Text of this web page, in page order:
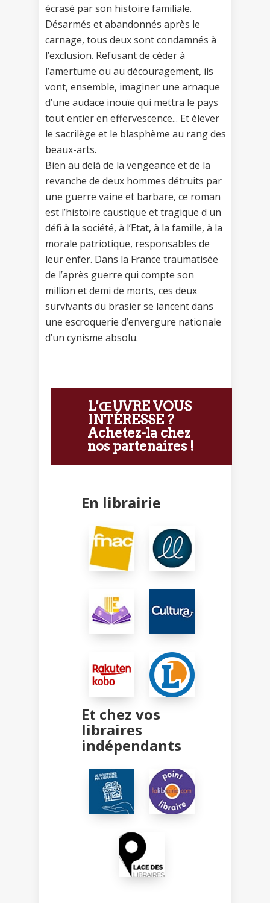
écrasé par son histoire familiale.
Désarmés et abandonnés après le
carnage, tous deux sont condamnés à
l’exclusion. Refusant de céder à
l’amertume ou au découragement, ils
vont, ensemble, imaginer une arnaque
d’une audace inouïe qui mettra le pays
tout entier en effervescence... Et élever
le sacrilège et le blasphème au rang des
beaux-arts.
Bien au delà de la vengeance et de la
revanche de deux hommes détruits par
une guerre vaine et barbare, ce roman
est l’histoire caustique et tragique d un
défi à la société, à l’Etat, à la famille, à la
morale patriotique, responsables de
leur enfer. Dans la France traumatisée
de l’après guerre qui compte son
million et demi de morts, ces deux
survivants du brasier se lancent dans
une escroquerie d’envergure nationale
d’un cynisme absolu.
L'ŒUVRE VOUS
INTÉRESSE ?
Achetez-la chez
nos partenaires !
En librairie
Et chez vos
libraires
indépendants